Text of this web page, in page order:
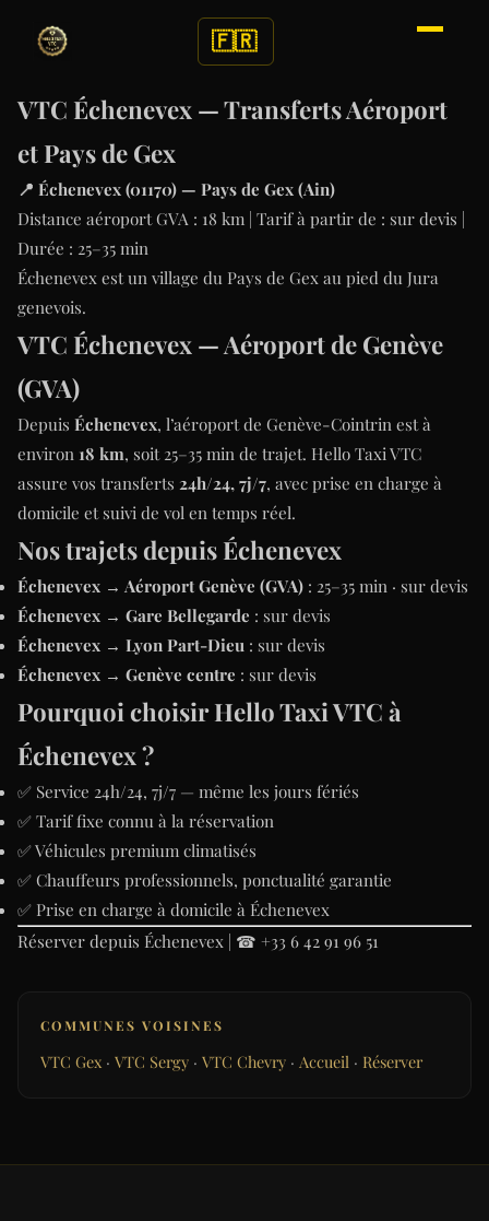
🇫🇷
VTC Échenevex — Transferts Aéroport
et Pays de Gex
📍 Échenevex (01170) — Pays de Gex (Ain)
Distance aéroport GVA : 18 km | Tarif à partir de : sur devis |
Durée : 25–35 min
Échenevex est un village du Pays de Gex au pied du Jura
genevois.
VTC Échenevex — Aéroport de Genève
(GVA)
Depuis Échenevex, l’aéroport de Genève-Cointrin est à
environ 18 km, soit 25–35 min de trajet. Hello Taxi VTC
assure vos transferts 24h/24, 7j/7, avec prise en charge à
domicile et suivi de vol en temps réel.
Nos trajets depuis Échenevex
Échenevex → Aéroport Genève (GVA) : 25–35 min · sur devis
Échenevex → Gare Bellegarde : sur devis
Échenevex → Lyon Part-Dieu : sur devis
Échenevex → Genève centre : sur devis
Pourquoi choisir Hello Taxi VTC à
Échenevex ?
✅ Service 24h/24, 7j/7 — même les jours fériés
✅ Tarif fixe connu à la réservation
✅ Véhicules premium climatisés
✅ Chauffeurs professionnels, ponctualité garantie
✅ Prise en charge à domicile à Échenevex
Réserver depuis Échenevex ☎ +33 6 42 91 96 51
COMMUNES VOISINES
VTC Gex · VTC Sergy · VTC Chevry · Accueil · Réserver